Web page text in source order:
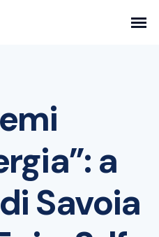
a
Savoia